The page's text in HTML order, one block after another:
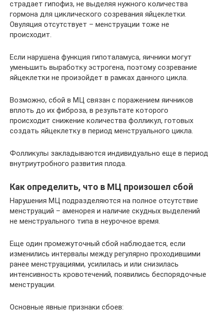
страдает гипофиз, не выделяя нужного количества
гормона для циклического созревания яйцеклетки.
Овуляция отсутствует – менструации тоже не
происходит.
Если нарушена функция гипоталамуса, яичники могут
уменьшить выработку эстрогена, поэтому созревание
яйцеклетки не произойдет в рамках данного цикла.
Возможно, сбой в МЦ связан с поражением яичников
вплоть до их фиброза, в результате которого
происходит снижение количества фолликул, готовых
создать яйцеклетку в период менструального цикла.
Фолликулы закладываются индивидуально еще в период
внутриутробного развития плода.
Как определить, что в МЦ произошел сбой
Нарушения МЦ подразделяются на полное отсутствие
менструаций – аменорея и наличие скудных выделений
не менструального типа в неурочное время.
Еще один промежуточный сбой наблюдается, если
изменились интервалы между регулярно проходившими
ранее менструациями, усилилась и или снизилась
интенсивность кровотечений, появились беспорядочные
менструации.
Основные явные признаки сбоев: